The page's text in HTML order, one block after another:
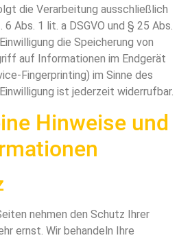
die Verarbeitung ausschließlich
Abs. 1 lit. a DSGVO und § 25 Abs.
die Speicherung von
auf Informationen im Endgerät
Fingerprinting) im Sinne des
ist jederzeit widerrufbar.
Hinweise und
nehmen den Schutz Ihrer
ernst. Wir behandeln Ihre